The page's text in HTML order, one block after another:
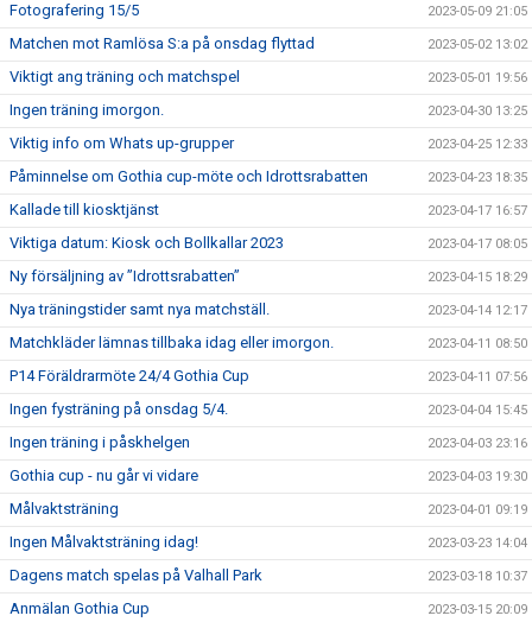
Fotografering 15/5 2023-05-09 21:05
Matchen mot Ramlösa S:a på onsdag flyttad 2023-05-02 13:02
Viktigt ang träning och matchspel 2023-05-01 19:56
Ingen träning imorgon. 2023-04-30 13:25
Viktig info om Whats up-grupper 2023-04-25 12:33
Påminnelse om Gothia cup-möte och Idrottsrabatten 2023-04-23 18:35
Kallade till kiosktjänst 2023-04-17 16:57
Viktiga datum: Kiosk och Bollkallar 2023 2023-04-17 08:05
Ny försäljning av ”Idrottsrabatten” 2023-04-15 18:29
Nya träningstider samt nya matchställ. 2023-04-14 12:17
Matchkläder lämnas tillbaka idag eller imorgon. 2023-04-11 08:50
P14 Föräldrarmöte 24/4 Gothia Cup 2023-04-11 07:56
Ingen fysträning på onsdag 5/4. 2023-04-04 15:45
Ingen träning i påskhelgen 2023-04-03 23:16
Gothia cup - nu går vi vidare 2023-04-03 19:30
Målvaktsträning 2023-04-01 09:19
Ingen Målvaktsträning idag! 2023-03-23 14:04
Dagens match spelas på Valhall Park 2023-03-18 10:37
Anmälan Gothia Cup 2023-03-15 20:09